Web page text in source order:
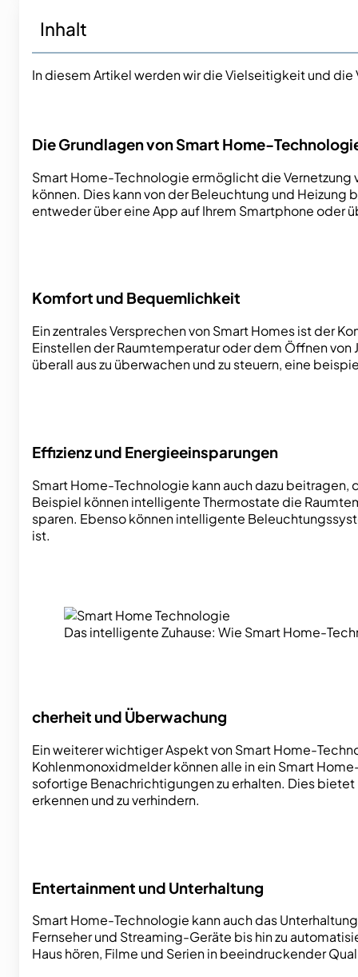
Inhalt
In diesem Artikel werden wir die Vielseitigkeit und
Die Grundlagen von Smart Home-
Smart Home-Technologie ermöglicht die Vernetzung
können. Dies kann von der Beleuchtung und
entweder über eine App auf Ihrem Smartphone oder
Komfort und Bequemlichkeit
Ein zentrales Versprechen von Smart Homes ist der
Einstellen der Raumtemperatur oder dem Öffnen von
überall aus zu überwachen und zu steuern, eine
Effizienz und Energieeinsparungen
Smart Home-Technologie kann auch dazu beitragen,
Beispiel können intelligente Thermostate die
sparen. Ebenso können intelligente
ist.
Das intelligente Zuhause: Wie Smart Home-
cherheit und Überwachung
Ein weiterer wichtiger Aspekt von Smart Home-
Kohlenmonoxidmelder können alle in ein Smart
sofortige Benachrichtigungen zu erhalten. Dies
erkennen und zu verhindern.
Entertainment und Unterhaltung
Smart Home-Technologie kann auch das
Fernseher und Streaming-Geräte bis hin zu
Haus hören, Filme und Serien in beeindruckender